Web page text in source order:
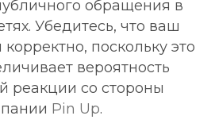
обращения в
Убедитесь, что ваш
поскольку это
вероятность
реакции со стороны
Pin Up.